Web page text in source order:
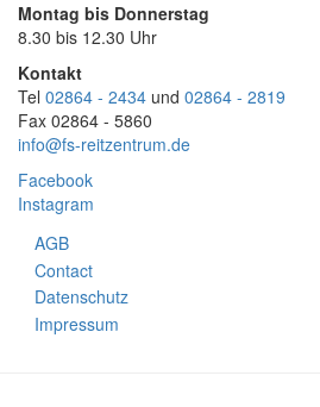
Montag bis Donnerstag
8.30 bis 12.30 Uhr
Kontakt
Tel 02864 - 2434 und 02864 - 2819
Fax 02864 - 5860
info@fs-reitzentrum.de
Facebook
Instagram
Footer
menu
AGB
Contact
Datenschutz
Impressum